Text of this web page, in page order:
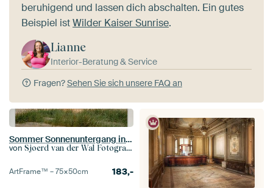
beruhigend und lassen dich abschalten. Ein gutes
Beispiel istWilder Kaiser Sunrise.
Lianne
Interior-Beratung & Service
Fragen?Sehen Sie sich unsere FAQ an
Sommer Sonnenuntergang in den Dünen am Nordseestrand
von Sjoerd van der Wal Fotografie
ArtFrame™ –75×50cm 183,-